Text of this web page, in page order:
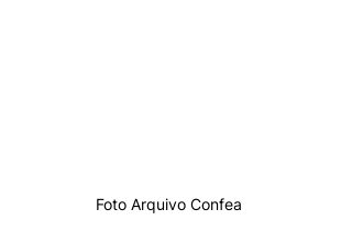
Foto Arquivo Confea